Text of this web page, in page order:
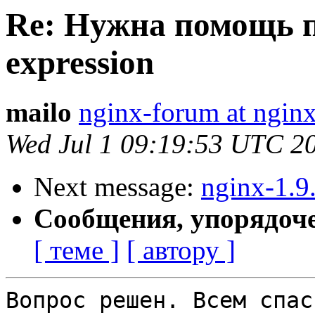
Re: Нужна помощь
expression
mailo nginx-forum at
Wed Jul 1 09:19:53 UTC
Next message: nginx-
Сообщения,
[ теме ] [ автору ]
Вопрос решен. Всем